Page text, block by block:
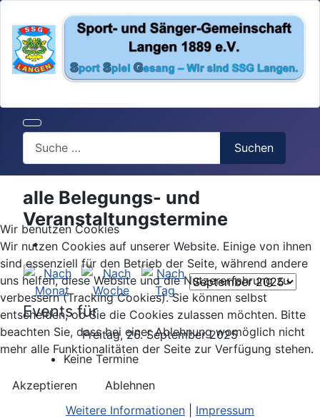
Search
Suchen
alle Belegungs- und
Veranstaltungstermine
Events für
Freitag, 26. September 2025
Keine Termine
Wir benutzen Cookies
Wir nutzen Cookies auf unserer Website. Einige von ihnen
sind essenziell für den Betrieb der Seite, während andere
uns helfen, diese Website und die Nutzererfahrung zu
verbessern (Tracking Cookies). Sie können selbst
entscheiden, ob Sie die Cookies zulassen möchten. Bitte
beachten Sie, dass bei einer Ablehnung womöglich nicht
mehr alle Funktionalitäten der Seite zur Verfügung stehen.
Akzeptieren
Ablehnen
Weitere Informationen
Impressum